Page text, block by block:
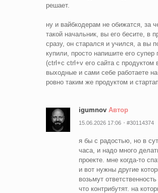
решает.
ну и вайбкодерам не обижатся, за
такой начальник, вы его бесите, в
сразу, он старался и учился, а вы
купили, просто напишите его супер
(ctrl+c ctrl+v его сайта с продуктом
выходные и сами себе работаете
ровно таким же продуктом и
igumnov Автор
15.06.2026 17:06 #30114374
я бы с радостью, но в
часа, и надо много
проекте. мне когда-то
и вот нужны другие
возьмут
что контрибутят. на